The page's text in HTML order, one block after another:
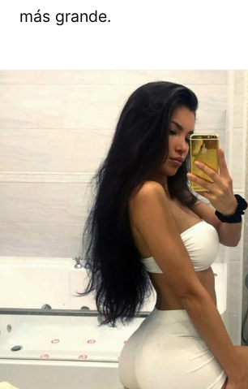
más grande.